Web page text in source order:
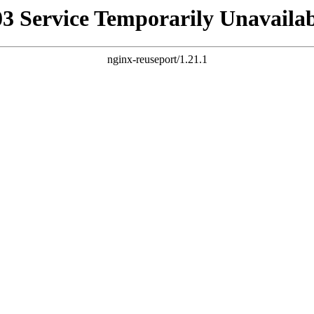
Service Temporarily
nginx-reuseport/1.21.1